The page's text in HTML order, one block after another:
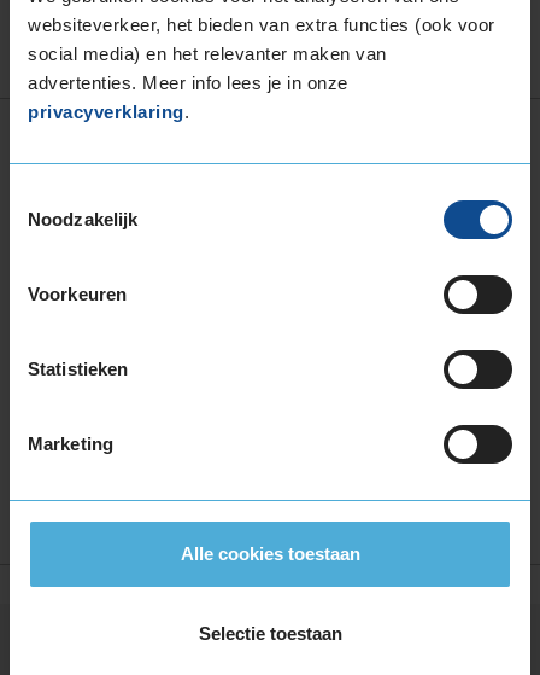
websiteverkeer, het bieden van extra functies (ook voor
social media) en het relevanter maken van
advertenties. Meer info lees je in onze
privacyverklaring.
Noodzakelijk
Voorkeuren
Statistieken
Marketing
Alle cookies toestaan
Selectie toestaan
kies All season